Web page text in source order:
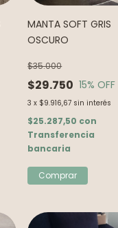
MANTA SOFT GRIS
OSCURO
$29.750
$35.000
15% OFF
3 x $9.916,67 sin interés
$25.287,50 con
Transferencia
bancaria